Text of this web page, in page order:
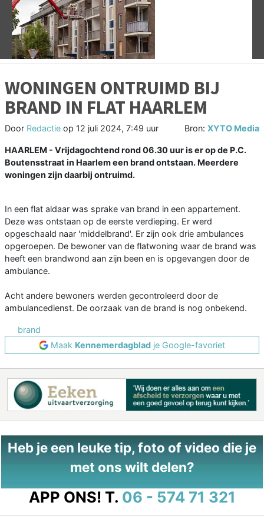
Vorige
WONINGEN ONTRUIMD BIJ
BRAND IN FLAT HAARLEM
Door Redactie op 12 juli 2024, 7:49 uur Bron: XYTO Media
HAARLEM - Vrijdagochtend rond 06.30 uur is er op de P.C.
Boutensstraat in Haarlem een brand ontstaan. Meerdere
woningen zijn daarbij ontruimd.
In een flat aldaar was sprake van brand in een appartement.
Deze was ontstaan op de eerste verdieping. Er werd
opgeschaald naar 'middelbrand'. Er zijn ook drie ambulances
opgeroepen. De bewoner van de flatwoning waar de brand was
heeft een brandwond aan zijn been en is opgevangen door de
ambulance.
Acht andere bewoners werden gecontroleerd door de
ambulancedienst. De oorzaak van de brand is nog onbekend.
brand
Maak Kennemerdagblad je Google-favoriet
Heb je een leuke tip, foto of video die je
met ons wilt delen?
APP ONS! T. 06 - 574 71 321